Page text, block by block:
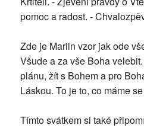
pomoc a radost. -
Zde je Mariin vzor jak ode
Všude a za vše Boha
plánu, žít s Bohem a pro
Láskou. To je to, co máme
Tímto svátkem si také